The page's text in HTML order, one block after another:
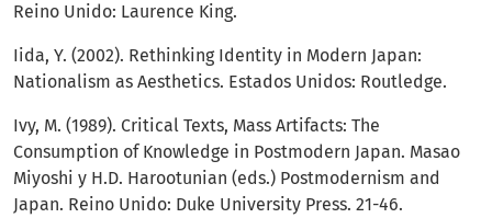
Reino Unido: Laurence King.
Iida, Y. (2002). Rethinking Identity in Modern Japan:
Nationalism as Aesthetics. Estados Unidos: Routledge.
Ivy, M. (1989). Critical Texts, Mass Artifacts: The
Consumption of Knowledge in Postmodern Japan. Masao
Miyoshi y H.D. Harootunian (eds.) Postmodernism and
Japan. Reino Unido: Duke University Press. 21-46.